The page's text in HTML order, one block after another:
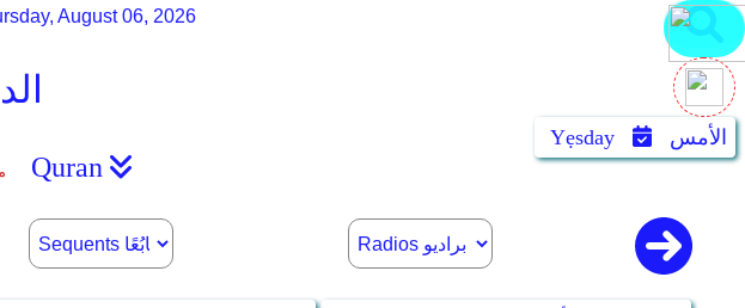
August 06, 2026
Yẹsday الأمس
Quran